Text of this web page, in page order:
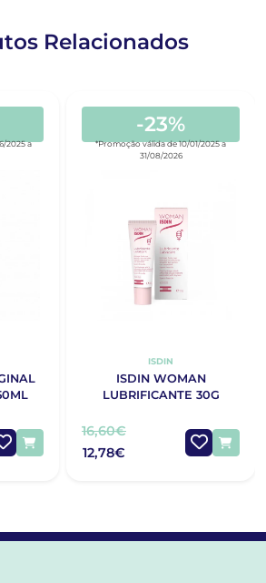
Relacionados
2025 a
-23%
*Promoção válida de 10/01/2025 a
31/08/2026
ISDIN
ISDIN WOMAN
LUBRIFICANTE 30G
16,60€
12,78€